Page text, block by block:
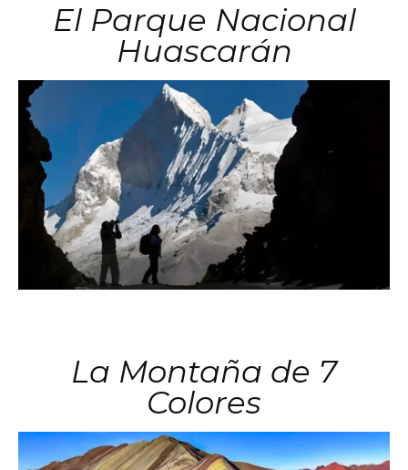
El Parque Nacional
Huascarán
La Montaña de 7
Colores